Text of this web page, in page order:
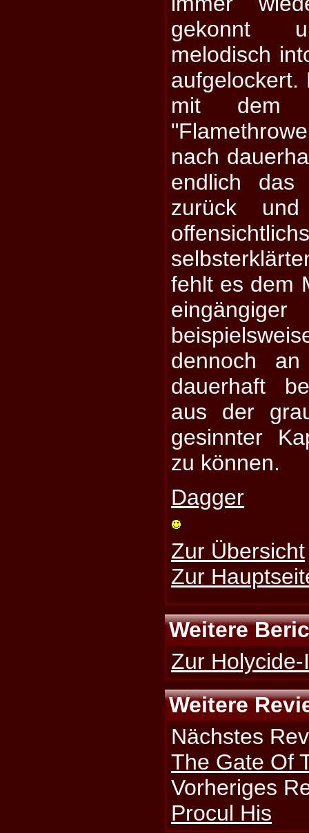
gekonnt
melodisch
aufgelockert.
mit dem
nach
endlich das
zurück
fehlt es dem
dennoch
dauerhaft
aus der
gesinnter
zu können.
Dagger
Zur Übersicht
Zur
Weitere
Zur
Weitere
Nächstes
The Gate Of
Vorheriges
Procul His